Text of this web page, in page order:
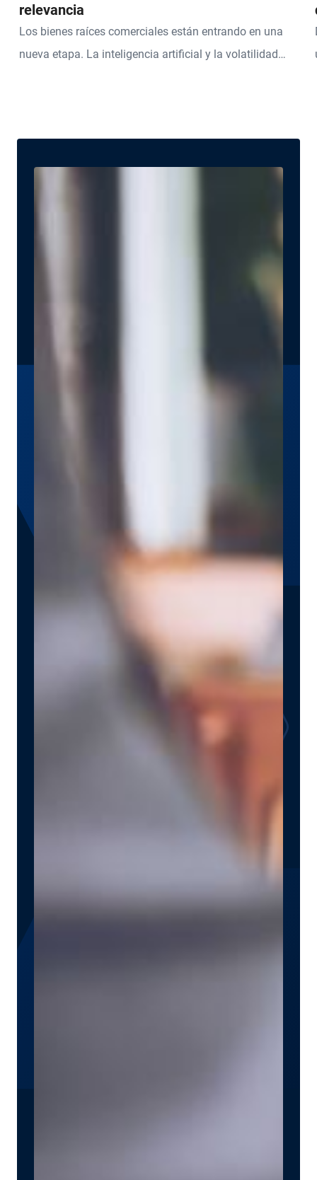
relevancia
Los bienes raíces comerciales están entrando en una
nueva etapa. La inteligencia artificial y la volatilidad